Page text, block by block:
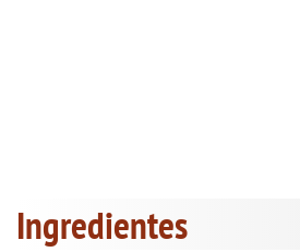
Ingredientes